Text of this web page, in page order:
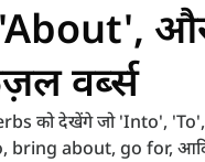
वर्ब्स
को देखेंगे जो 'Into',
bring about, go for,